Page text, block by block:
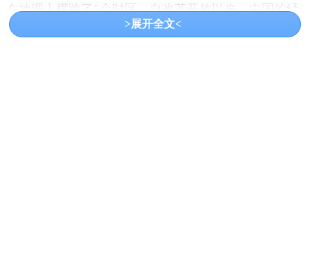
在地理上横跨了5个时区。自改革开放以来，中国的经
济发展也在稳步提升，在国际上的影响力也越来越
>展开全文<